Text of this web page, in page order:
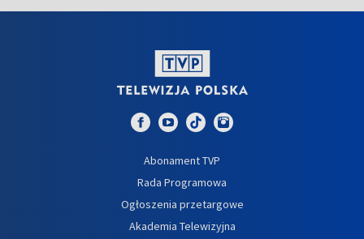
Abonament TVP
Rada Programowa
Ogłoszenia przetargowe
Akademia Telewizyjna